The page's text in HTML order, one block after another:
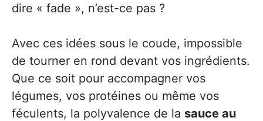
dire « fade », n’est-ce pas ?
Avec ces idées sous le coude, impossible
de tourner en rond devant vos ingrédients.
Que ce soit pour accompagner vos
légumes, vos protéines ou même vos
féculents, la polyvalence de la sauce au